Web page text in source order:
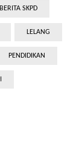
BERITA SKPD
LELANG
PENDIDIKAN